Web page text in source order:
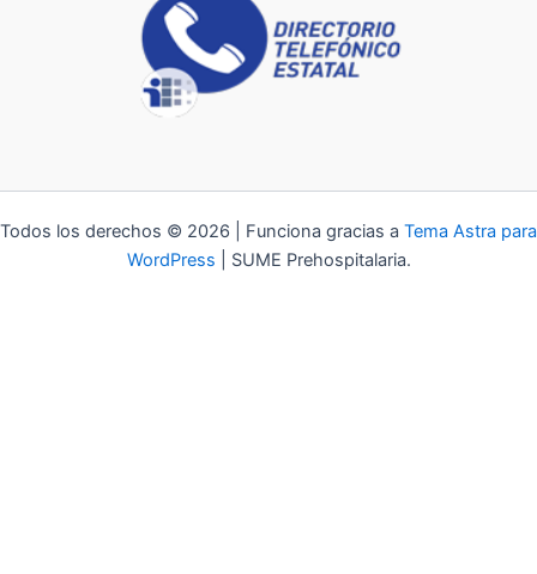
Todos los derechos © 2026 | Funciona gracias a Tema Astra para
WordPress | SUME Prehospitalaria.